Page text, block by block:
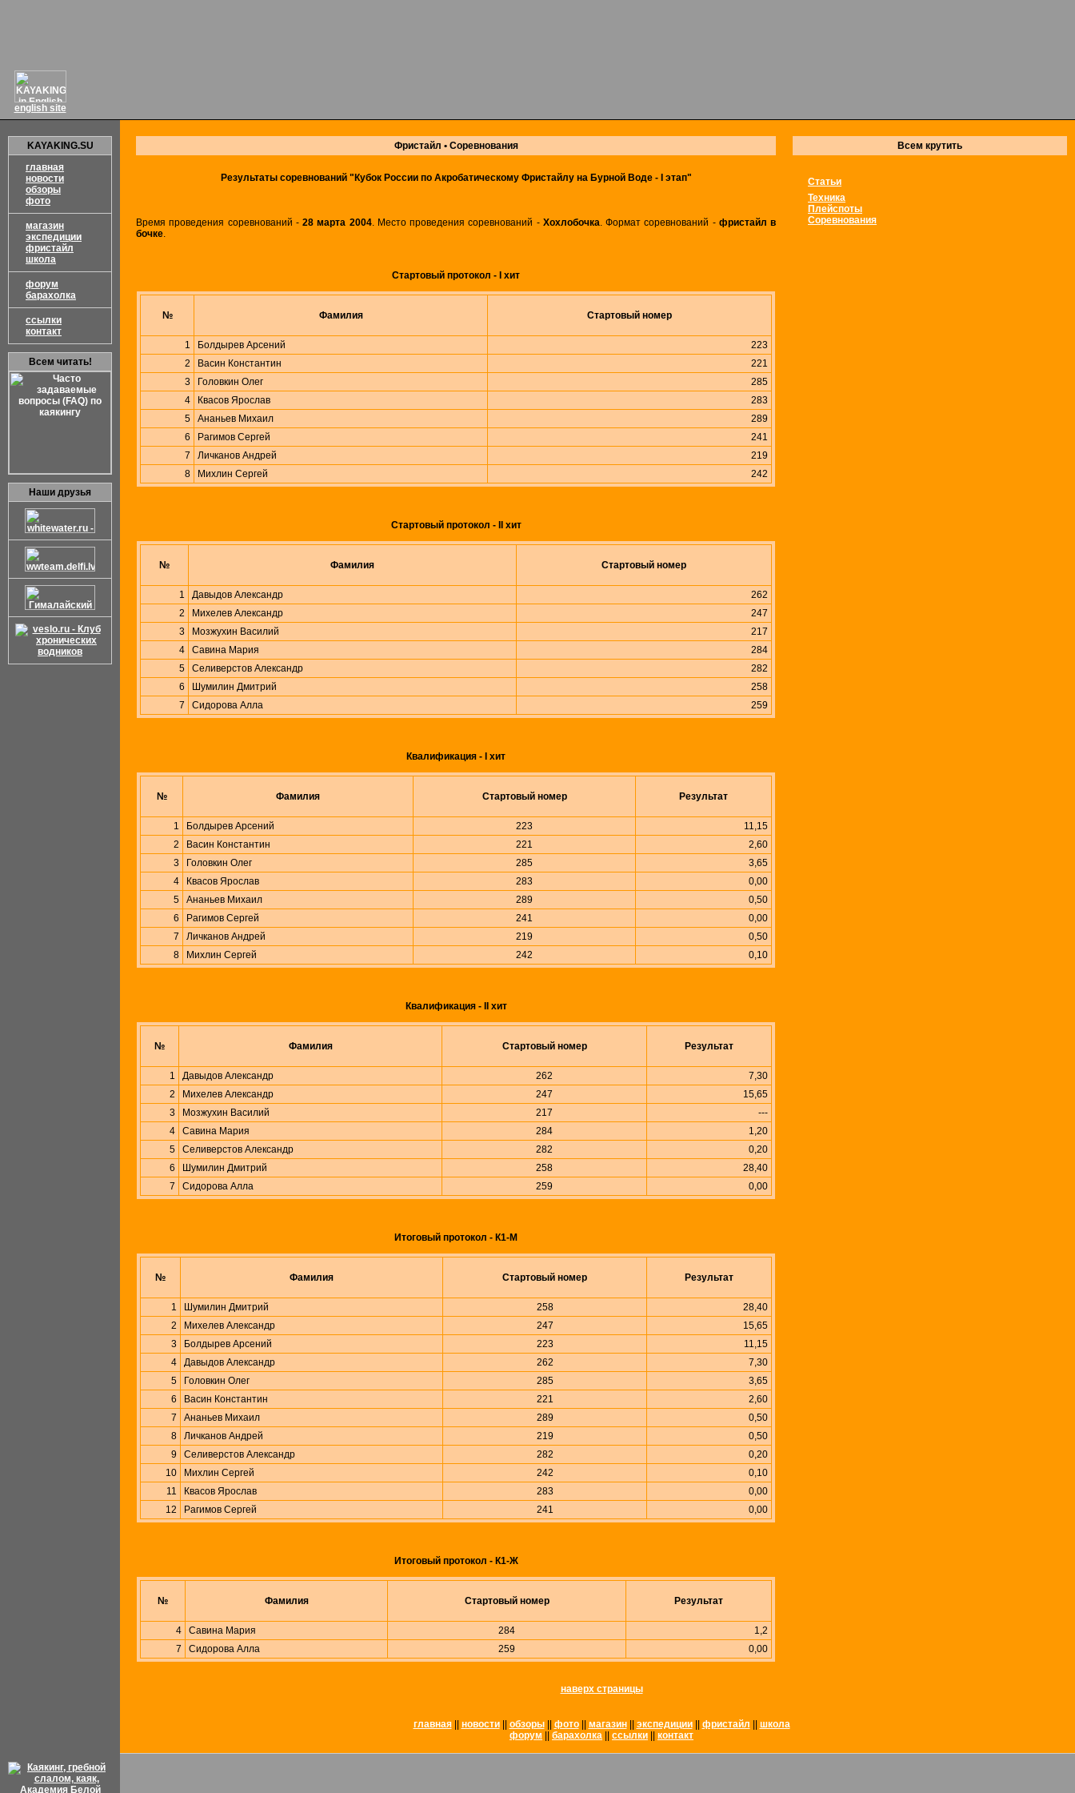
english site
KAYAKING.SU
главная
новости
обзоры
фото
магазин
экспедиции
фристайл
школа
форум
барахолка
ссылки
контакт
Всем читать!
Наши друзья
Фристайл • Соревнования Всем крутить
Результаты соревнований "Кубок России по Акробатическому Фристайлу на Бурной Воде - I этап"
Время проведения соревнований - 28 марта 2004. Место проведения соревнований - Хохлобочка. Формат соревнований - фристайл в
бочке.
Стартовый протокол - I хит
№ Фамилия Стартовый номер
1 Болдырев Арсений
223
2
Васин Константин
221
3
Головкин Олег
285
4
Квасов Ярослав
283
5
Ананьев Михаил
289
6
Рагимов Сергей
241
7
Личканов Андрей
219
8
Михлин Сергей 242
Стартовый протокол - II хит
№ Фамилия Стартовый номер
1 Давыдов Александр
262
2
Михелев Александр
247
3
Мозжухин Василий
217
4
Савина Мария
284
5
Селиверстов Александр
282
6
Шумилин Дмитрий
258
7
Сидорова Алла 259
Квалификация - I хит
№ Фамилия Стартовый номер Результат
1 Болдырев Арсений 223
11,15
2
Васин Константин 221
2,60
3
Головкин Олег 285
3,65
4
Квасов Ярослав 283
0,00
5
Ананьев Михаил 289
0,50
6
Рагимов Сергей 241
0,00
7
Личканов Андрей 219
0,50
8
Михлин Сергей 242 0,10
Квалификация - II хит
№ Фамилия Стартовый номер Результат
1 Давыдов Александр 262
7,30
2
Михелев Александр 247
15,65
3
Мозжухин Василий 217
---
4
Савина Мария 284
1,20
5
Селиверстов Александр 282
0,20
6
Шумилин Дмитрий 258
28,40
7
Сидорова Алла 259 0,00
Итоговый протокол - К1-М
№ Фамилия Стартовый номер Результат
1 Шумилин Дмитрий 258
28,40
2
Михелев Александр 247
15,65
3
Болдырев Арсений 223
11,15
4
Давыдов Александр 262
7,30
5
Головкин Олег 285
3,65
6
Васин Константин 221
2,60
7
Ананьев Михаил 289
0,50
8
Личканов Андрей 219
0,50
9
Селиверстов Александр 282
0,20
10
Михлин Сергей 242
0,10
11
Квасов Ярослав 283
0,00
12
Рагимов Сергей 241 0,00
Итоговый протокол - К1-Ж
№ Фамилия Стартовый номер Результат
4 Савина Мария 284
1,2
7
Сидорова Алла 259 0,00
Статьи
Техника
Плейспоты
Соревнования
наверх страницы
главная|| новости|| обзоры|| фото|| магазин|| экспедиции|| фристайл
школа
форум
барахолка ссылки контакт